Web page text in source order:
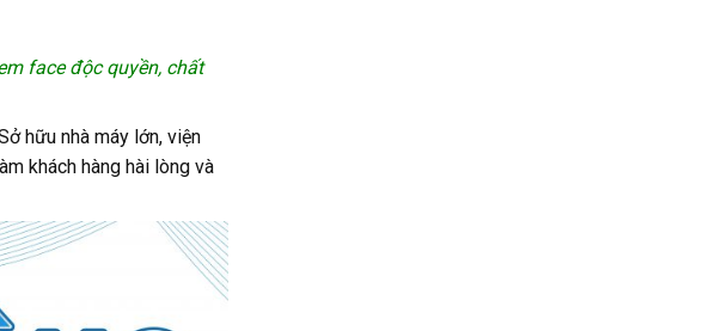
face độc quyền, chất
hữu nhà máy lớn, viện
khách hàng hài lòng và